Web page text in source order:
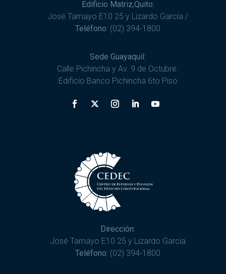
Edificio Matriz,Quito:
José Tamayo E10 25 y Lizardo García /
Teléfono: (02) 394-1800
Sede Guayaquil:
Calle Pichincha y Av. 9 de Octubre.
Edificio Banco Pichincha 6to Piso
Dirección:
José Tamayo E10 25 y Lizardo García
Teléfono: (02) 394-1800